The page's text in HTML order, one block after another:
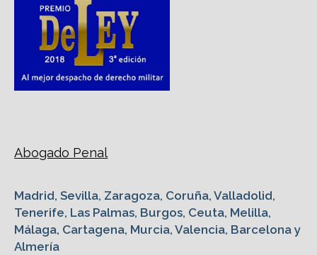
Abogado Penal
Madrid, Sevilla, Zaragoza, Coruña, Valladolid,
Tenerife, Las Palmas, Burgos, Ceuta, Melilla,
Málaga, Cartagena, Murcia, Valencia, Barcelona y
Almería